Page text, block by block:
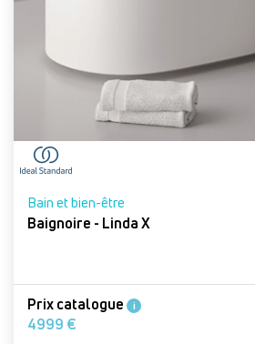
Bain et bien-être
Baignoire - Linda X
Prix catalogue i
4999 €